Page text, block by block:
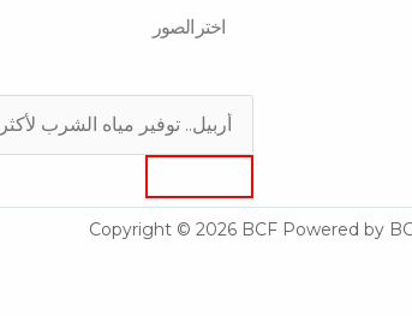
اختر الصور
Search
Copyright © 2026 BCF Powered by